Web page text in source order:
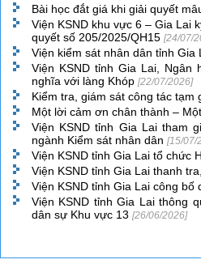
Bài học đắt giá khi giải quyết
Viện KSND khu vực 6 – Gia Lai
quyết số 205/2025/QH15 [24/07/
Viện kiểm sát nhân dân tỉnh
Viện KSND tỉnh Gia Lai, Ngân
nghĩa với làng Khóp [22/07/2026]
Kiểm tra, giám sát công tác
Một lời cảm ơn chân thành –
Viện KSND tỉnh Gia Lai tham
ngành Kiểm sát nhân dân [15/07/
Viện KSND tỉnh Gia Lai tổ chức
Viện KSND tỉnh Gia Lai thanh
Viện KSND tỉnh Gia Lai công
Viện KSND tỉnh Gia Lai thông
dân sự Khu vực 13 [26/06/2026]